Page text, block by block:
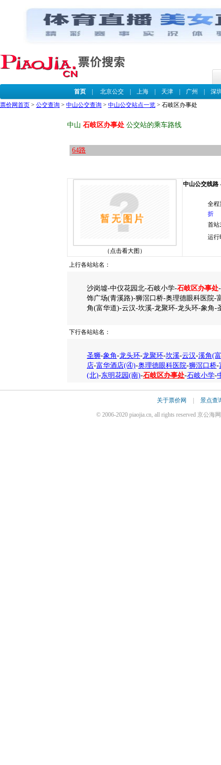
首页| 北京公交| 上海| 天津| 广州
深
票价网首页 > 公交查询 > 中山公交查询 > 中山公交站点一览 > 石岐区办事处
中山 石岐区办事处 公交站的乘车路线
64路
（点击看大图）
中山公交线路
全程
折
首站
运行
上行各站站名：
沙岗墟-中仪花园北-石岐小学-石岐区办事处
饰广场(青溪路)-狮滘口桥-奥理德眼科医院
角(富华道)-云汉-坎溪-龙聚环-龙头环-象角-
下行各站站名：
圣狮-象角-龙头环-龙聚环-坎溪-云汉-溪角(
店-富华酒店(④)-奥理德眼科医院-狮滘口桥-
(北)-东明花园(南)-石岐区办事处-石岐小学-
关于票价网 景点查
© 2006-2020 piaojia.cn, all rights reserved 京公海